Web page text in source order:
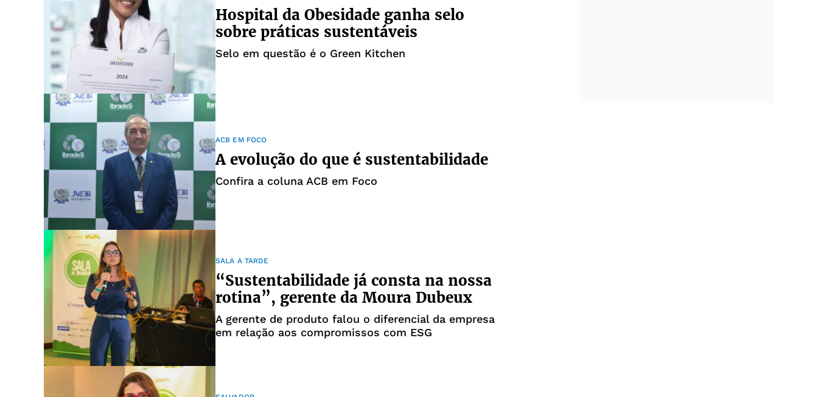
Hospital da Obesidade ganha selo
sobre práticas sustentáveis
Selo em questão é o Green Kitchen
ACB EM FOCO
A evolução do que é sustentabilidade
Confira a coluna ACB em Foco
SALA A TARDE
“Sustentabilidade já consta na nossa
rotina”, gerente da Moura Dubeux
A gerente de produto falou o diferencial da empresa
em relação aos compromissos com ESG